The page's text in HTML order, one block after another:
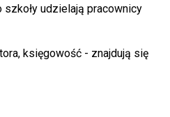
udzielają pracownicy
księgowość - znajdują się